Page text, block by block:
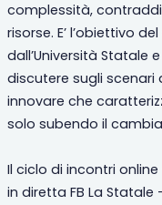
complessità,
risorse. E’ l’obiettivo
dall’Università Statale
discutere sugli
innovare che
solo subendo il
Il ciclo di incontri
in diretta FB La Statale